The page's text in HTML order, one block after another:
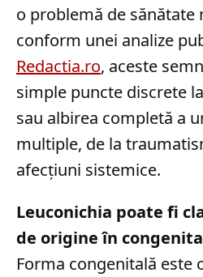
o problemă de sănătate
conform unei analize
Redactia.ro, aceste
simple puncte discrete
sau albirea completă a
multiple, de la
afecțiuni sistemice.
Leuconichia poate fi
de origine în
Forma congenitală este